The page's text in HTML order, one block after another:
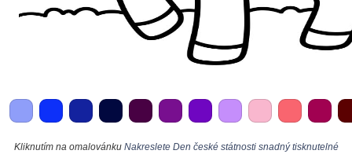
Kliknutím na omalovánku Nakreslete Den české státnosti snadný tisknutelné